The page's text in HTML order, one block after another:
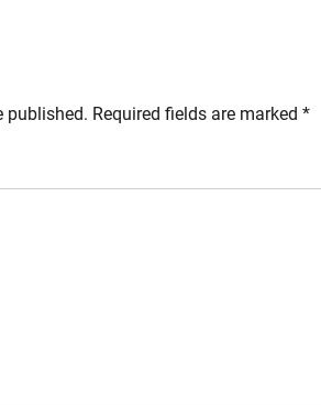
published. Required fields are marked *